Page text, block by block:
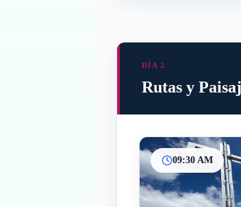
DÍA 2
Rutas y
09:30 AM